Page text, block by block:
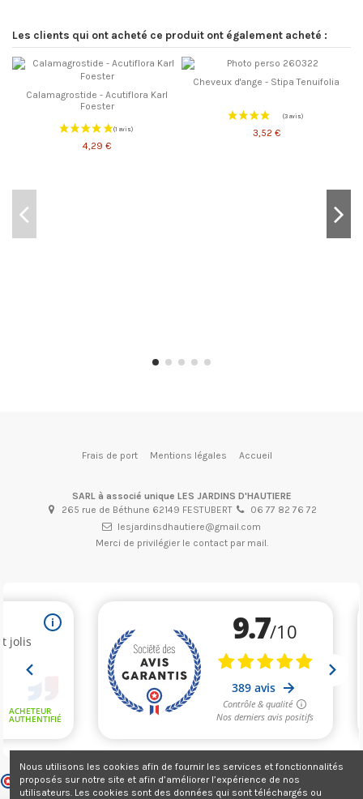
(2 avis)
Les clients qui ont acheté ce produit ont également acheté :
Calamagrostide - Acutiflora Karl
Foester
4,29 €
Cheveux d'ange - Stipa Tenuifolia
3,52 €
Frais de port Mentions légales Accueil
SARL à associé unique LES JARDINS D'HAUTIERE
265 rue de Béthune 62149 FESTUBERT
06 77 82 76 72
lesjardinsdhautiere@gmail.com
Merci de privilégier le contact par mail.
Marchand approuvé par la Société des Avis Garantis,cliquez ici pour
vérifier.
Nous utilisons les cookies afin de fournir les services et fonctionnalités
proposés sur notre site et afin d’améliorer l’expérience de nos
utilisateurs. Les cookies sont des données qui sont téléchargés ou